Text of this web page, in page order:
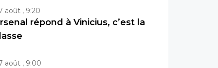
août , 9:20
répond à Vinicius, c’est la
août , 9:00